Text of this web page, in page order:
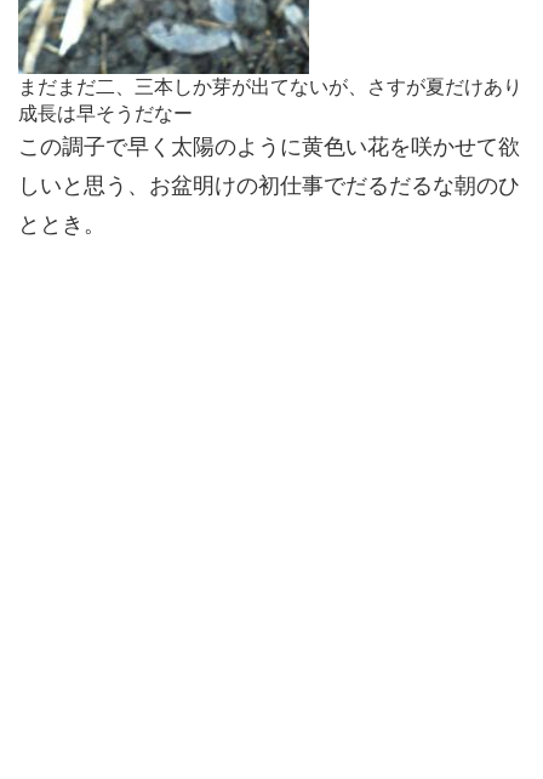
まだまだ二、三本しか芽が出てないが、さすが夏だけあり
成長は早そうだなー
この調子で早く太陽のように黄色い花を咲かせて欲
しいと思う、お盆明けの初仕事でだるだるな朝のひ
ととき。